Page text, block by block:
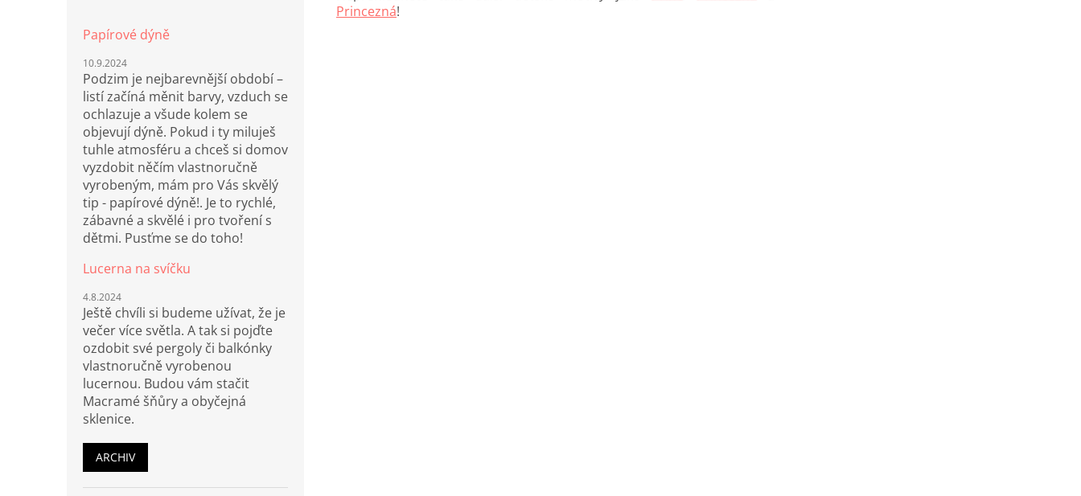
Papírové dýně
10.9.2024
Podzim je nejbarevnější období –
listí začíná měnit barvy, vzduch se
ochlazuje a všude kolem se
objevují dýně. Pokud i ty miluješ
tuhle atmosféru a chceš si domov
vyzdobit něčím vlastnoručně
vyrobeným, mám pro Vás skvělý
tip - papírové dýně!. Je to rychlé,
zábavné a skvělé i pro tvoření s
dětmi. Pusťme se do toho!
Lucerna na svíčku
4.8.2024
Ještě chvíli si budeme užívat, že je
večer více světla. A tak si pojďte
ozdobit své pergoly či balkónky
vlastnoručně vyrobenou
lucernou. Budou vám stačit
Macramé šňůry a obyčejná
sklenice.
ARCHIV
Princezná!